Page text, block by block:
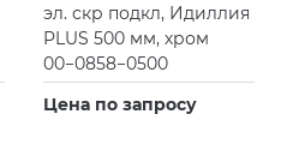
эл. скр подкл, Идиллия
PLUS 500 мм, хром
00−0858−0500
Цена по запросу